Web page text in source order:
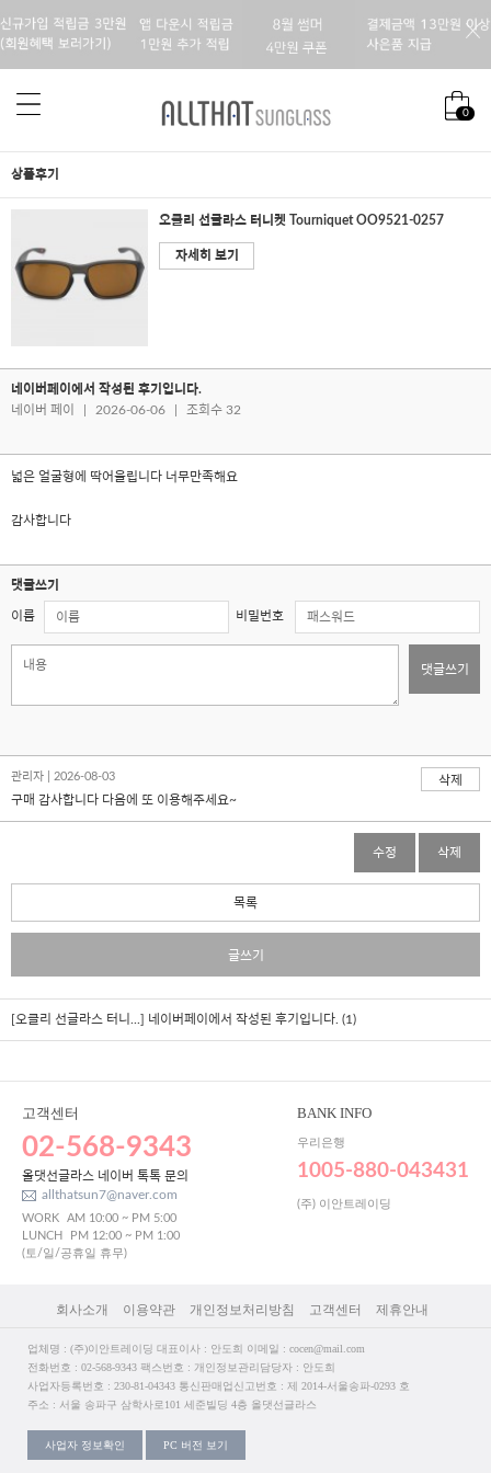
0
상품후기
오클리 선글라스 터니켓 Tourniquet OO9521-0257
자세히 보기
네이버페이에서 작성된 후기입니다.
네이버 페이
2026-06-06 조회수 32
넓은 얼굴형에 딱어울립니다 너무만족해요
감사합니다
댓글쓰기
이름 비밀번호
댓글쓰기
관리자 | 2026-08-03
삭제
구매 감사합니다 다음에 또 이용해주세요~
수정 삭제
목록
글쓰기
[오클리 선글라스 터니...] 네이버페이에서 작성된 후기입니다. (1)
고객센터
02-568-9343
올댓선글라스 네이버 톡톡 문의
allthatsun7@naver.com
WORK
AM 10:00 ~ PM 5:00
LUNCH
PM 12:00 ~ PM 1:00
(토/일/공휴일 휴무)
BANK INFO
우리은행
1005-880-043431
(주) 이안트레이딩
회사소개 이용약관 개인정보처리방침 고객센터 제휴안내
업체명 : (주)이안트레이딩 대표이사 : 안도희 이메일 : cocen@mail.com
전화번호 : 02-568-9343 팩스번호 : 개인정보관리담당자 : 안도희
사업자등록번호 : 230-81-04343 통신판매업신고번호 : 제 2014-서울송파-0293 호
주소 : 서울 송파구 삼학사로101 세준빌딩 4층 올댓선글라스
사업자 정보확인 PC 버전 보기